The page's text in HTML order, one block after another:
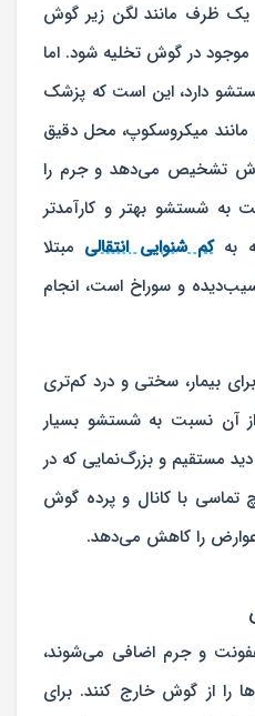
ظرف مانند لگن زیر گوش
در گوش تخلیه شود. اما
دارد، این است که پزشک
میکروسکوپ، محل دقیق
تشخیص می‌دهد و جرم را
شستشو بهتر و کارآمدتر
بهکم‌ شنوایی انتقالی مبتلا
و سوراخ است، انجام
بیمار، سختی و درد کم‌تری
آن نسبت به شستشو بسیار
مستقیم و بزرگ‌نمایی که در
با کانال و پرده گوش
عوارض را کاهش می‌دهد.
عفونت و جرم اضافی می‌شوند،
را از گوش خارج کنند. برای